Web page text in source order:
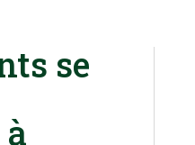
se